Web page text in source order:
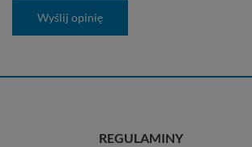
Wyślij opinię
REGULAMINY